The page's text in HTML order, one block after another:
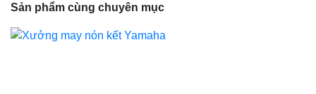
Sản phẩm cùng chuyên mục